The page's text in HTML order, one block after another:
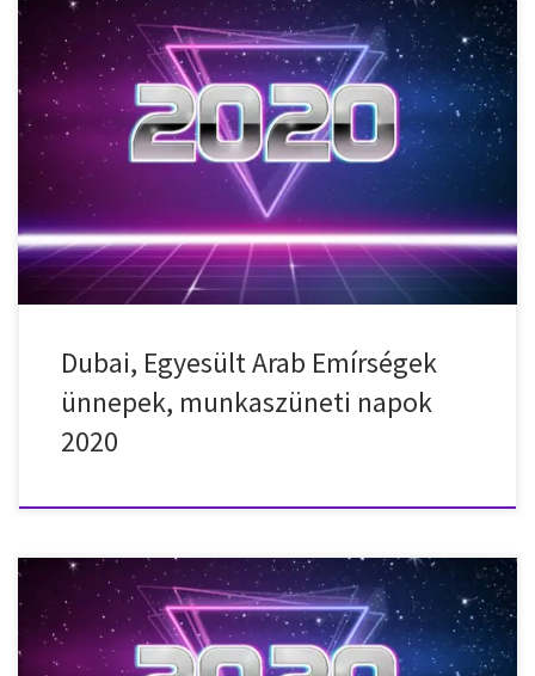
Nemzeti ünnepek, munkaszüneti napok, ünnepnapok Dubaiban,
(Egyesült Arab Emírségek) 2020-ban. 2020. január 1. – szerda – Újév
2020. május 24. – vasárnap – Eid al-Fitr 2020. május 25. – hétfő – Eid
al-Fitr 2020. május 26. – kedd – Eid al-Fitr 2020. július 30. – csütörtök
– Arafat napja 2020. július […]
Dubai, Egyesült Arab Emírségek
ünnepek, munkaszüneti napok
2020
Nemzeti ünnepek, munkaszüneti napok, ünnepnapok Japánban